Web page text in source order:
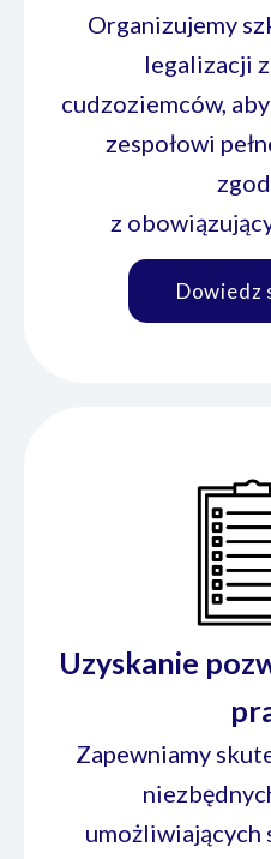
Organizujemy
legalizacji
cudzoziemców,
zespołowi
z
Dowiedz
Uzyskanie
Zapewniamy
umożliwiających